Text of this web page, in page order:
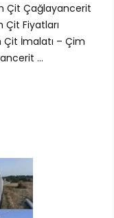
Çit Çağlayancerit
Fiyatları
İmalatı – Çim
...